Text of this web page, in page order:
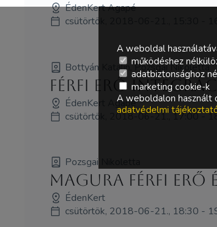
ÉdenKert Agapé
csütörtök, 2018-06-21., 15:30 -
Bottyán Katalin, Pozsgai Nikoletta
Férfi Erő
ÉdenKert Agapé
csütörtök, 2018-06-21., 17:00 -
Pozsgai Nikoletta
MagUra Férfi Erő
ÉdenKert
csütörtök, 2018-06-21., 18:30 -
A weboldal
működéshez
adatbiztonsághoz
marketing cookie-k
A weboldalon használt
adatvédelmi